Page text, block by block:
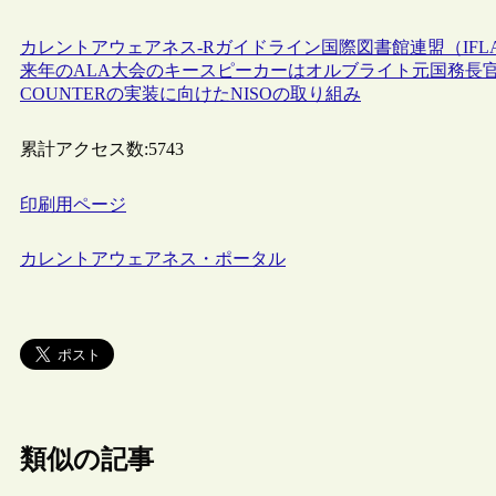
カレントアウェアネス-R ガイドライン国際図書館連盟（
来年のALA大会のキースピーカーはオルブライト元国務長
COUNTERの実装に向けたNISOの取り組み
累計アクセス数:5743
印刷用ページ
カレントアウェアネス・ポータル
類似の記事